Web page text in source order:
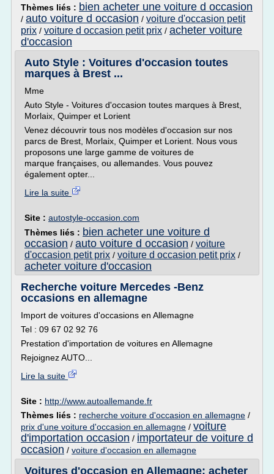
Thèmes liés : bien acheter une voiture d occasion
/ auto voiture d occasion / voiture d'occasion petit
prix / voiture d occasion petit prix / acheter voiture
d'occasion
Auto Style : Voitures d'occasion toutes
marques à Brest ...
Mme
Auto Style - Voitures d'occasion toutes marques à Brest,
Morlaix, Quimper et Lorient
Venez découvrir tous nos modèles d'occasion sur nos
parcs de Brest, Morlaix, Quimper et Lorient. Nous vous
proposons une large gamme de voitures de
marque françaises, ou allemandes. Vous pouvez
également opter...
Lire la suite
Site : autostyle-occasion.com
Thèmes liés : bien acheter une voiture d
occasion / auto voiture d occasion / voiture
d'occasion petit prix / voiture d occasion petit prix /
acheter voiture d'occasion
Recherche voiture Mercedes -Benz
occasions en allemagne
Import de voitures d'occasions en Allemagne
Tel : 09 67 02 92 76
Prestation d'importation de voitures en Allemagne
Rejoignez AUTO...
Lire la suite
Site : http://www.autoallemande.fr
Thèmes liés : recherche voiture d'occasion en allemagne /
prix d'une voiture d'occasion en allemagne / voiture
d'importation occasion / importateur de voiture d
occasion / voiture d'occasion en allemagne
Voitures d'occasion en Allemagne: acheter